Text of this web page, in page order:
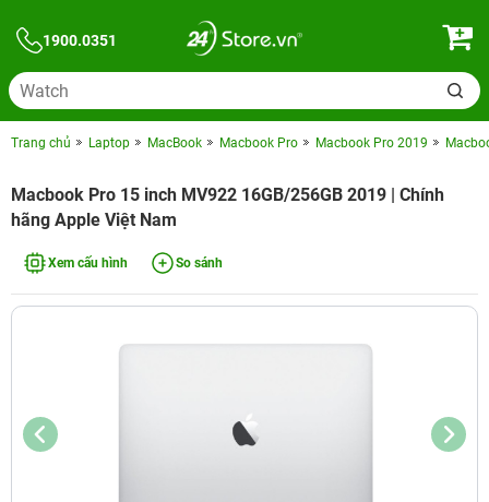
1900.0351
Trang chủ Laptop MacBook Macbook Pro Macbook Pro 2019
Macbook Pro 15 inch MV922 16GB/256GB 2019 | Chính
hãng Apple Việt Nam
Xem cấu hình So sánh